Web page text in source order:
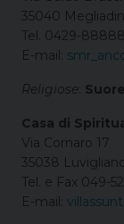
35040
Tel. 0429-
E-mail:
Religiose
Casa di
Via Cornaro 17
35038
Tel. e Fax 049-
E-mail: